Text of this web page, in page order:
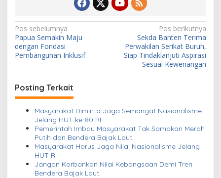
N
a
v
g
a
Pos sebelumnya
Papua Semakin Maju
dengan Fondasi
Pembangunan Inklusif
Pos berikutnya
Sekda Banten Terima
Perwakilan Serikat Buruh,
Siap Tindaklanjuti Aspirasi
Sesuai Kewenangan
Posting Terkait
Masyarakat Diminta Jaga Semangat Nasionalisme
Jelang HUT ke-80 RI
Pemerintah Imbau Masyarakat Tak Samakan Merah
Putih dan Bendera Bajak Laut
Masyarakat Harus Jaga Nilai Nasionalisme Jelang
HUT RI
Jangan Korbankan Nilai Kebangsaan Demi Tren
Bendera Bajak Laut